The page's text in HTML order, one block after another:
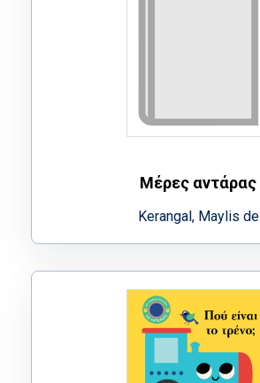
Μέρες αντάρας
Kerangal, Maylis de